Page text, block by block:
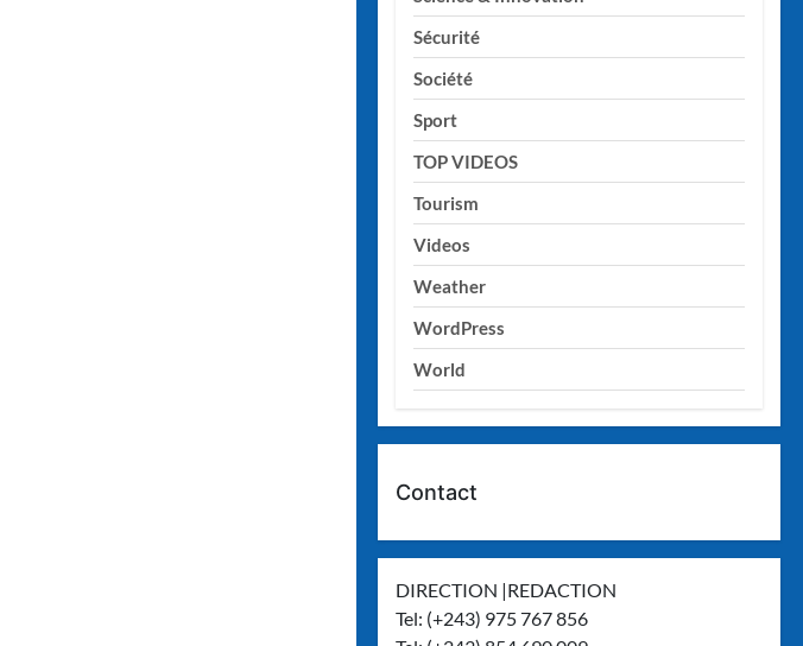
Sécurité
Société
Sport
TOP VIDEOS
Tourism
Videos
Weather
WordPress
World
Contact
DIRECTION |REDACTION
Tel: (+243) 975 767 856